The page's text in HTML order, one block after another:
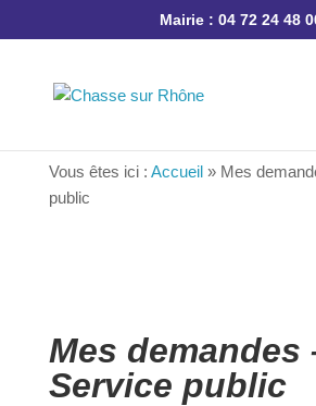
Mairie : 04 72 24 48
Vous êtes ici :Accueil»Mes
public
Mes demandes
Service public